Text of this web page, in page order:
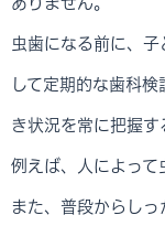
虫歯になる前に、
して定期的な歯科
き状況を常に把握す
例えば、人によって
また、普段からし